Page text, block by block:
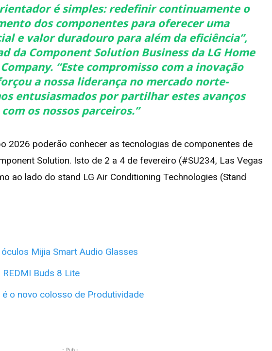
é simples: redefinir continuamente o
dos componentes para oferecer uma
e valor duradouro para além da eficiência”,
da Component Solution Business da LG Home
“Este compromisso com a inovação
a nossa liderança no mercado norte-
entusiasmados por partilhar estes avanços
com os nossos parceiros.”
2026 poderão conhecer as tecnologias de componentes de
Solution. Isto de 2 a 4 de fevereiro (#SU234, Las Vegas
ao lado do stand LG Air Conditioning Technologies (Stand
Mijia Smart Audio Glasses
Buds 8 Lite
o novo colosso de Produtividade
- Pub -